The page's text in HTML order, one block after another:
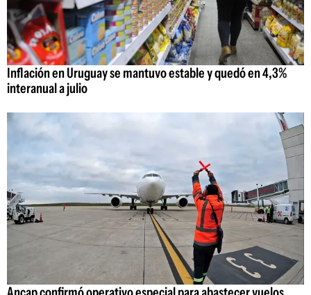
Inflación en Uruguay se mantuvo estable y quedó en 4,3%
interanual a julio